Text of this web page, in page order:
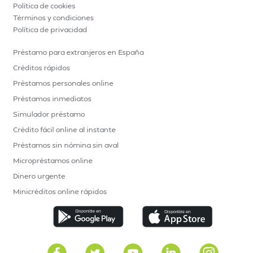
Política de cookies
Términos y condiciones
Política de privacidad
Préstamo para extranjeros en España
Créditos rápidos
Préstamos personales online
Préstamos inmediatos
Simulador préstamo
Crédito fácil online al instante
Préstamos sin nómina sin aval
Micropréstamos online
Dinero urgente
Minicréditos online rápidos